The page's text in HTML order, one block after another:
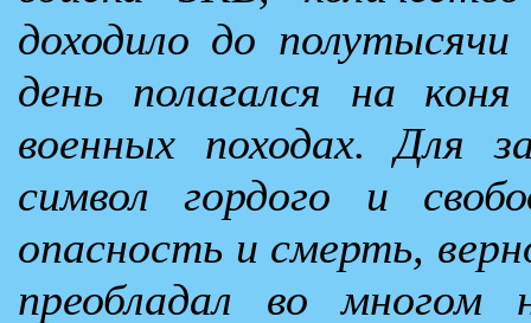
доходило до
день полагался на
военных походах. Для
символ гордого и
опасность и смерть,
преобладал во многом